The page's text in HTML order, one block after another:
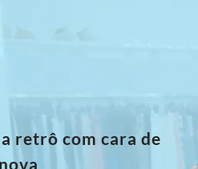
retrô com cara de
nova